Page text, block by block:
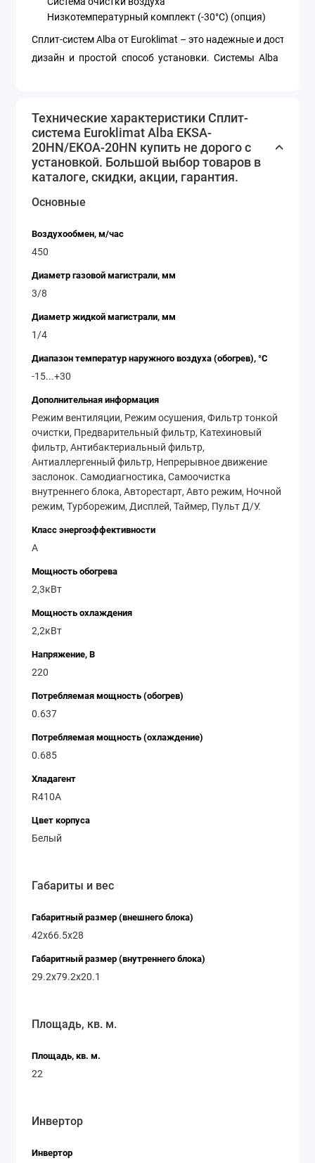
Низкотемпературный комплект (-30°C) (опция)
Сплит-систем Alba от Euroklimat – это надежные и
дизайн и простой способ установки. Системы Alba
и России.
Технические характеристики Сплит-
система Euroklimat Alba EKSA-
20HN/EKOA-20HN купить не дорого с
установкой. Большой выбор товаров в
каталоге, скидки, акции, гарантия.
Основные
Воздухообмен, м/час
450
Диаметр газовой магистрали, мм
3/8
Диаметр жидкой магистрали, мм
1/4
Диапазон температур наружного воздуха (обогрев), °C
-15...+30
Дополнительная информация
Режим вентиляции, Режим осушения, Фильтр тонкой
очистки, Предварительный фильтр, Катехиновый
фильтр, Антибактериальный фильтр,
Антиаллергенный фильтр, Непрерывное движение
заслонок. Самодиагностика, Самоочистка
внутреннего блока, Авторестарт, Авто режим, Ночной
режим, Турборежим, Дисплей, Таймер, Пульт Д/У.
Класс энергоэффективности
А
Мощность обогрева
2,3кВт
Мощность охлаждения
2,2кВт
Напряжение, В
220
Потребляемая мощность (обогрев)
0.637
Потребляемая мощность (охлаждение)
0.685
Хладагент
R410A
Цвет корпуса
Белый
Габариты и вес
Габаритный размер (внешнего блока)
42x66.5x28
Габаритный размер (внутреннего блока)
29.2x79.2x20.1
Площадь, кв. м.
Площадь, кв. м.
22
Инвертор
Инвертор